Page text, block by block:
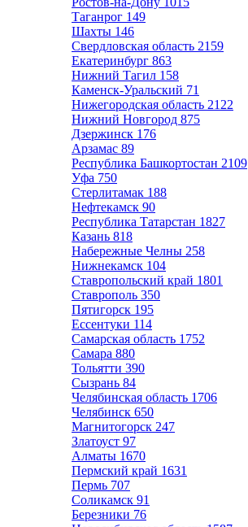
Таганрог 149
Шахты 146
Свердловская область 2159
Екатеринбург 863
Нижний Тагил 158
Каменск-Уральский 71
Нижегородская область 2122
Нижний Новгород 875
Дзержинск 176
Арзамас 89
Республика Башкортостан 2109
Уфа 750
Стерлитамак 188
Нефтекамск 90
Республика Татарстан 1827
Казань 818
Набережные Челны 258
Нижнекамск 104
Ставропольский край 1801
Ставрополь 350
Пятигорск 195
Ессентуки 114
Самарская область 1752
Самара 880
Тольятти 390
Сызрань 84
Челябинская область 1706
Челябинск 650
Магнитогорск 247
Златоуст 97
Алматы 1670
Пермский край 1631
Пермь 707
Соликамск 91
Березники 76